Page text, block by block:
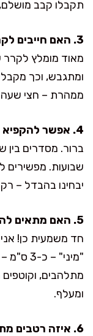
תקבלו קבב
3. האם חייבים לקרר את התערובת לפני העיצוב?
מאוד מומלץ
ומתגבש, וכך
ממהרת – חצי
4. אפשר להקפיא קבבים כשהם חיים?
שבועות. מפשירים
יבחינו בהבדל –
5. האם מתאים להכין קבבים קטנים למסיבה?
חד משמעית כן!
"מיני"
מתלהבים,
ומעלף.
6. איזה רטבים מתאימים לקבב קינמון?